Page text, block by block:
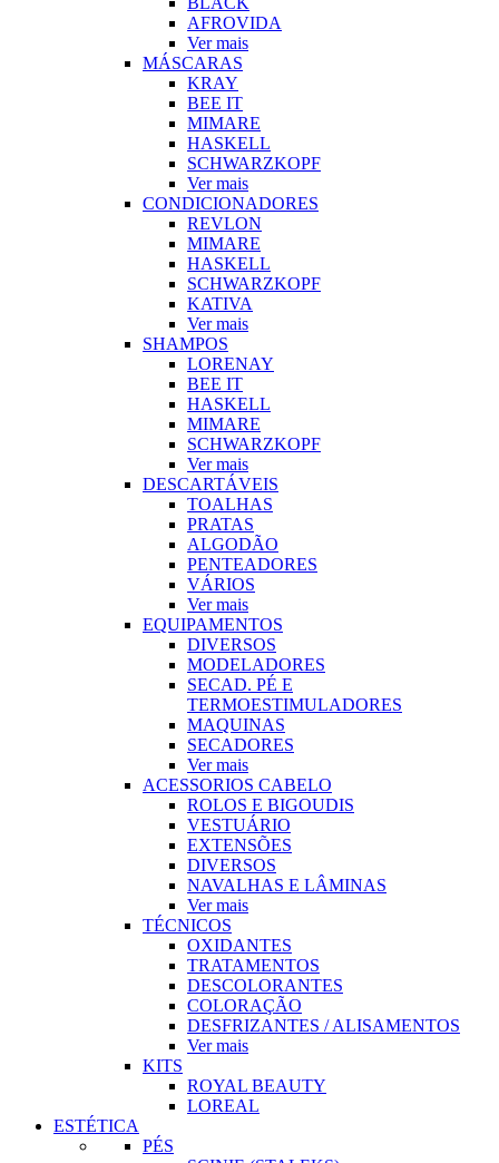
AFROVIDA
Ver mais
MÁSCARAS
KRAY
BEE IT
MIMARE
HASKELL
SCHWARZKOPF
Ver mais
CONDICIONADORES
REVLON
MIMARE
HASKELL
SCHWARZKOPF
KATIVA
Ver mais
SHAMPOS
LORENAY
BEE IT
HASKELL
MIMARE
SCHWARZKOPF
Ver mais
DESCARTÁVEIS
TOALHAS
PRATAS
ALGODÃO
PENTEADORES
VÁRIOS
Ver mais
EQUIPAMENTOS
DIVERSOS
MODELADORES
SECAD. PÉ E
TERMOESTIMULADORES
MAQUINAS
SECADORES
Ver mais
ACESSORIOS CABELO
ROLOS E BIGOUDIS
VESTUÁRIO
EXTENSÕES
DIVERSOS
NAVALHAS E LÂMINAS
Ver mais
TÉCNICOS
OXIDANTES
TRATAMENTOS
DESCOLORANTES
COLORAÇÃO
DESFRIZANTES / ALISAMENTOS
Ver mais
KITS
ROYAL BEAUTY
LOREAL
ESTÉTICA
PÉS